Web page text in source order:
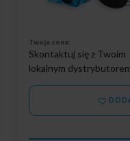
Twoja cena:
Skontaktuj się z Twoim
lokalnym